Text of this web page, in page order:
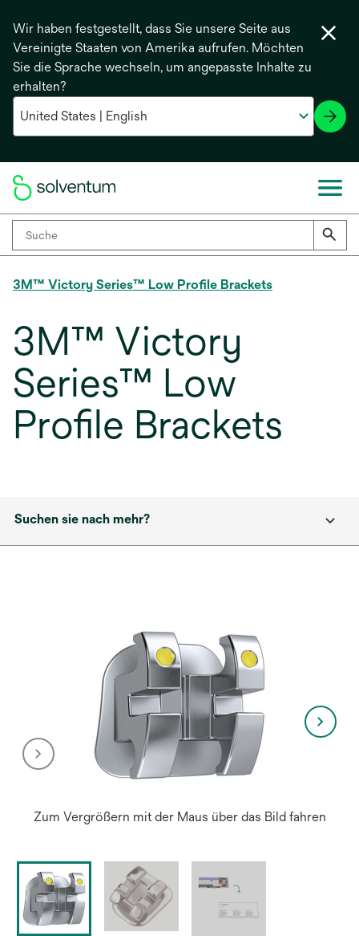
Wir haben festgestellt, dass Sie unsere Seite aus
Vereinigte Staaten von Amerika aufrufen. Möchten
Sie die Sprache wechseln, um angepasste Inhalte zu
erhalten?
3M™ Victory Series™ Low Profile Brackets
3M™ Victory
Series™ Low
Profile Brackets
Suchen sie nach mehr?
Zum Vergrößern mit der Maus über das Bild fahren